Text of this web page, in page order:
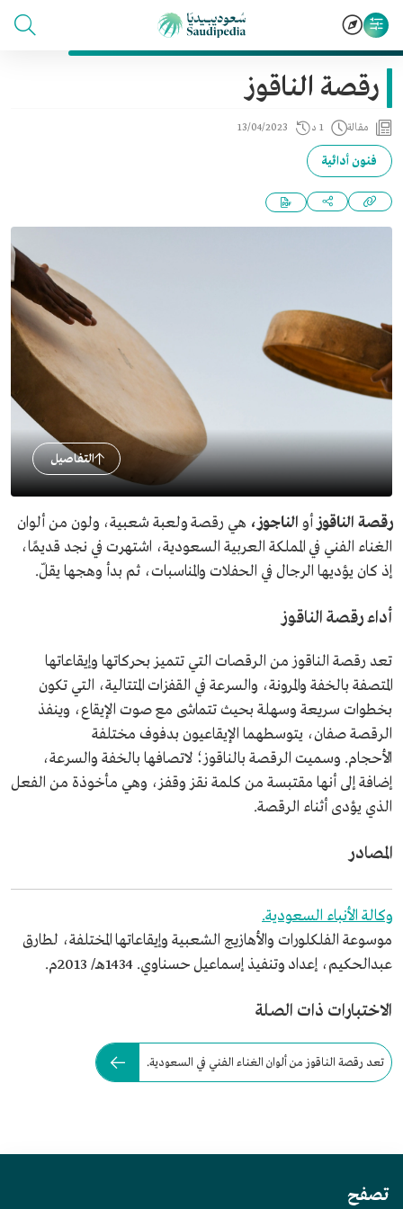
رقصة الناقوز
مقالة 1 د 13/04/2023
فنون أدائية
التفاصيل
رقصة الناقوز أو الناجوز، هي رقصة ولعبة شعبية، ولون من ألوان
الغناء الفني في المملكة العربية السعودية، اشتهرت في نجد قديمًا،
إذ كان يؤديها الرجال في الحفلات والمناسبات، ثم بدأ وهجها يقلّ.
أداء رقصة الناقوز
تعد رقصة الناقوز من الرقصات التي تتميز بحركاتها وإيقاعاتها
المتصفة بالخفة والمرونة، والسرعة في القفزات المتتالية، التي تكون
بخطوات سريعة وسهلة بحيث تتماشى مع صوت الإيقاع، وينفذ
الرقصة صفان، يتوسطهما الإيقاعيون بدفوف مختلفة
الأحجام. وسميت الرقصة بالناقوز؛ لاتصافها بالخفة والسرعة،
إضافة إلى أنها مقتبسة من كلمة نقز وقفز، وهي مأخوذة من الفعل
الذي يؤدى أثناء الرقصة.
المصادر
وكالة الأنباء السعودية.
موسوعة الفلكلورات والأهازيج الشعبية وإيقاعاتها المختلفة، لطارق
عبدالحكيم، إعداد وتنفيذ إسماعيل حسناوي. 1434هـ/ 2013م.
الاختبارات ذات الصلة
تعد رقصة الناقوز من ألوان الغناء الفني في السعودية.
تصفح